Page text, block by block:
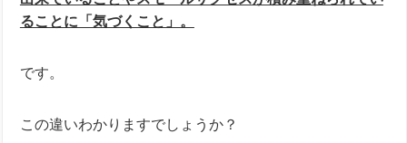
ることに「気づくこと」。
です。
この違いわかりますでしょうか？